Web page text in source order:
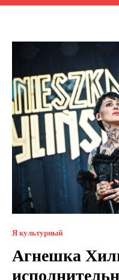
Я культурный
Агнешка